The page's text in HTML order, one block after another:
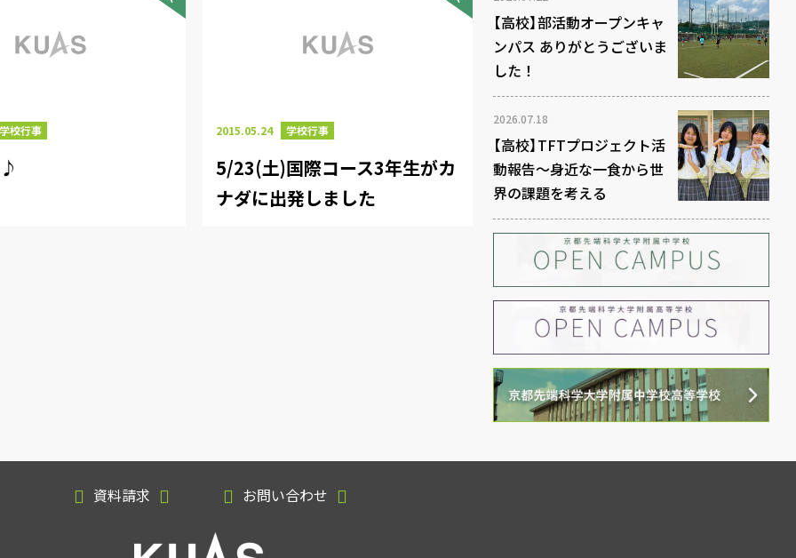
学校行事 2015.05.24 学校行事
5/23(土)国際コース3年生がカ
ナダに出発しました
【高校】部活動オープンキャ
ンパス ありがとうございま
した！
2026.07.18
【高校】TFTプロジェクト活
動報告～身近な一食から世
界の課題を考える
資料請求 お問い合わせ